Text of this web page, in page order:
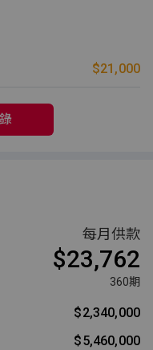
$21,000
每月供款
$23,762
360期
$2,340,000
$5,460,000